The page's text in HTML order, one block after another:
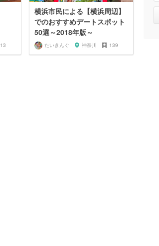
13
横浜市民による【横浜周辺】
でのおすすめデートスポット
50選～2018年版～
たいきんぐ 神奈川 139